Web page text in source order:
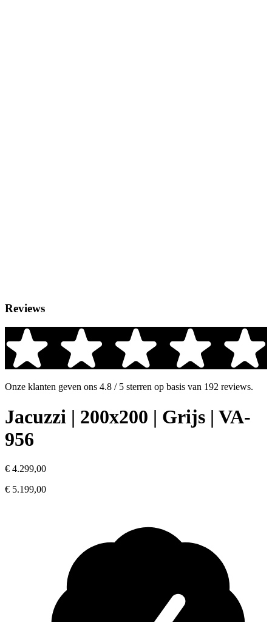
Reviews
Onze klanten geven ons 4.8 / 5 sterren op basis van 192 reviews.
Jacuzzi | 200x200 | Grijs | VA-
956
€ 4.299,00
€ 5.199,00